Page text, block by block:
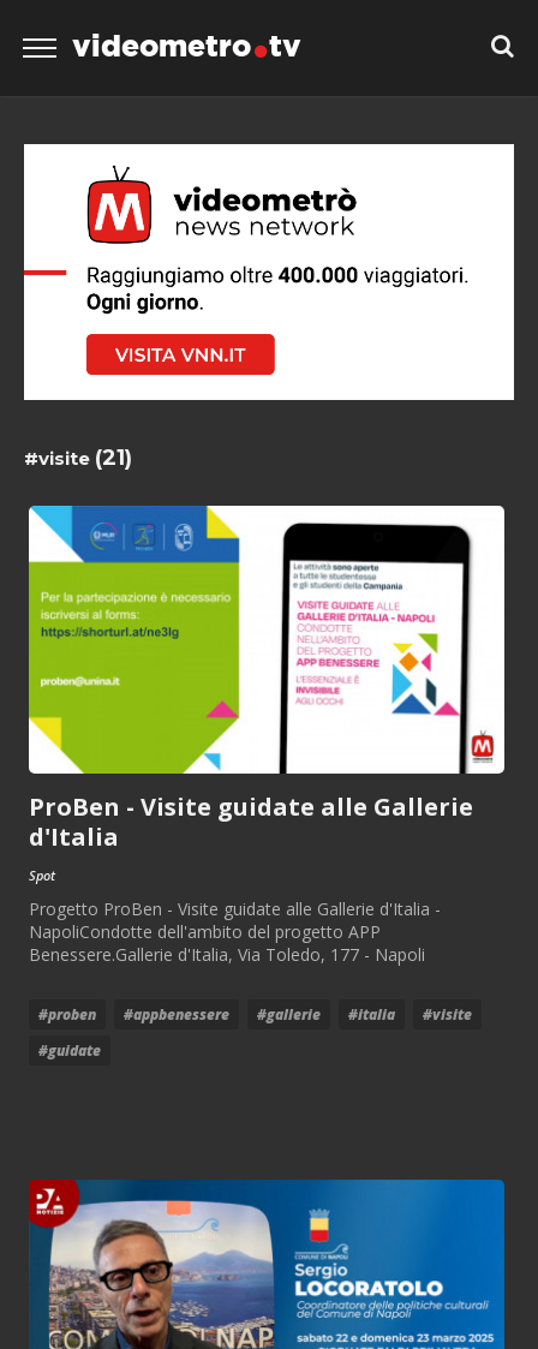
videometro tv
#visite (21)
ProBen - Visite guidate alle Gallerie
d'Italia
Spot
Progetto ProBen - Visite guidate alle Gallerie d'Italia -
NapoliCondotte dell'ambito del progetto APP
Benessere.Gallerie d'Italia, Via Toledo, 177 - Napoli
#proben #appbenessere #gallerie #italia
#visite
#guidate